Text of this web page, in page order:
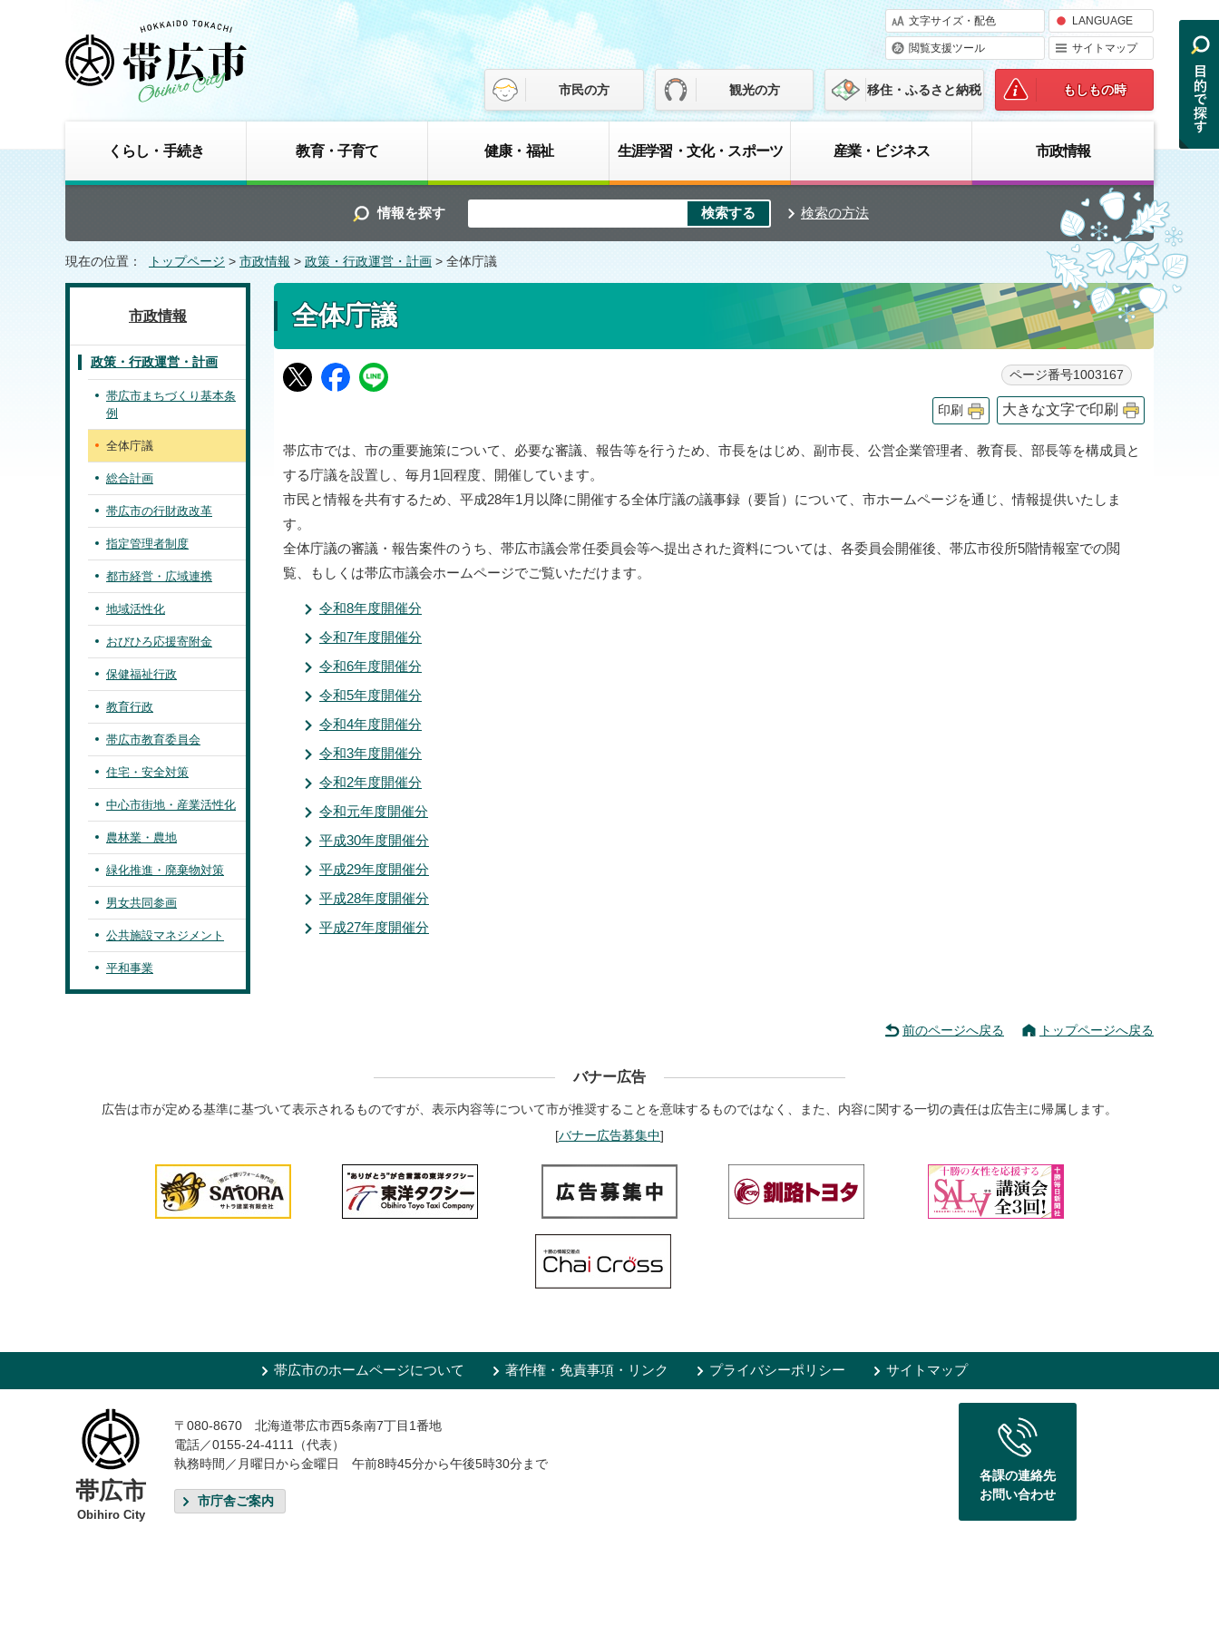
文字サイズ・配色 LANGUAGE
閲覧支援ツール サイトマップ
市民の方 観光の方 移住・ふるさと納税 もしもの時
くらし・手続き 教育・子育て 健康・福祉 生涯学習・文化・スポーツ 産業・ビジネス 市政情報
情報を探す 検索の方法
現在の位置： トップページ > 市政情報 > 政策・行政運営・計画 > 全体庁議
全体庁議
ページ番号1003167
印刷 大きな文字で印刷
帯広市では、市の重要施策について、必要な審議、報告等を行うため、市長をはじめ、副市長、公営企業管理者、教育長、部長等を構成員と
する庁議を設置し、毎月1回程度、開催しています。
市民と情報を共有するため、平成28年1月以降に開催する全体庁議の議事録（要旨）について、市ホームページを通じ、情報提供いたしま
す。
全体庁議の審議・報告案件のうち、帯広市議会常任委員会等へ提出された資料については、各委員会開催後、帯広市役所5階情報室での閲
覧、もしくは帯広市議会ホームページでご覧いただけます。
令和8年度開催分
令和7年度開催分
令和6年度開催分
令和5年度開催分
令和4年度開催分
令和3年度開催分
令和2年度開催分
令和元年度開催分
平成30年度開催分
平成29年度開催分
平成28年度開催分
平成27年度開催分
市政情報
政策・行政運営・計画
帯広市まちづくり基本条
例
全体庁議
総合計画
帯広市の行財政改革
指定管理者制度
都市経営・広域連携
地域活性化
おびひろ応援寄附金
保健福祉行政
教育行政
帯広市教育委員会
住宅・安全対策
中心市街地・産業活性化
農林業・農地
緑化推進・廃棄物対策
男女共同参画
公共施設マネジメント
平和事業
前のページへ戻る トップページへ戻る
バナー広告
広告は市が定める基準に基づいて表示されるものですが、表示内容等について市が推奨することを意味するものではなく、また、内容に関する一切の責任は広告主に帰属します。
[バナー広告募集中]
帯広市のホームページについて 著作権・免責事項・リンク プライバシーポリシー サイトマップ
帯広市
Obihiro City
〒080-8670 北海道帯広市西5条南7丁目1番地
電話／0155-24-4111（代表）
執務時間／月曜日から金曜日 午前8時45分から午後5時30分まで
市庁舎ご案内
各課の連絡先
お問い合わせ